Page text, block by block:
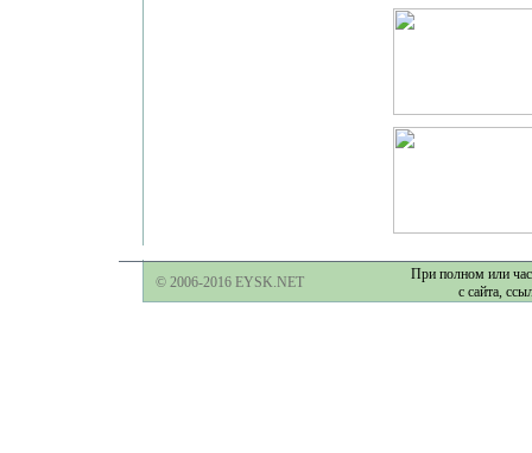
© 2006-2016 EYSK.NET
При полном или
с сайта,